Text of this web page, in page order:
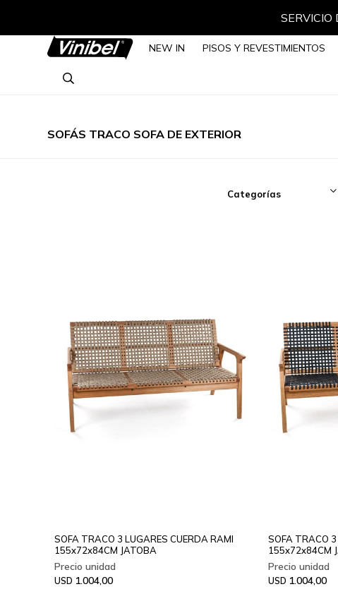
NEW IN PISOS Y REVESTIMIENTOS
SOFÁS TRACO SOFA DE EXTERIOR
SOFA TRACO 3 LUGARES CUERDA RAMI
155x72x84CM JATOBA
USD 1.004,00
SOFA TRACO 3
155x72x84CM
USD 1.004,00
Categorías